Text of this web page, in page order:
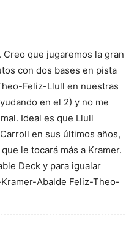
Creo que jugaremos la gran
con dos bases en pista
Feliz-Llull en nuestras
en el 2) y no me
Ideal es que Llull
en sus últimos años,
le tocará más a Kramer.
Deck y para igualar
Abalde Feliz-Theo-